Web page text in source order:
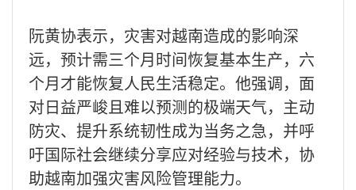
阮黄协表示，灾害对越南造成的影响深
远，预计需三个月时间恢复基本生产，六
个月才能恢复人民生活稳定。他强调，面
对日益严峻且难以预测的极端天气，主动
防灾、提升系统韧性成为当务之急，并呼
吁国际社会继续分享应对经验与技术，协
助越南加强灾害风险管理能力。